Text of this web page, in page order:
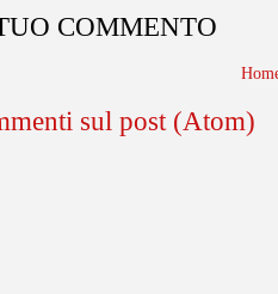
COMMENTO
sul post (Atom)